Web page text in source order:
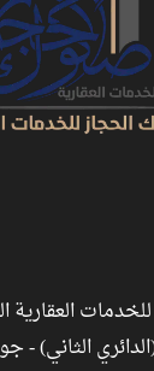
العقارية
الثاني)